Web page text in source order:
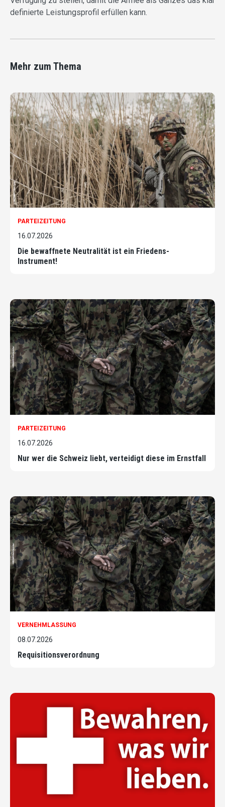
definierte Leistungsprofil erfüllen kann.
Mehr zum Thema
PARTEIZEITUNG
16.07.2026
Die bewaffnete Neutralität ist ein Friedens-
Instrument!
PARTEIZEITUNG
16.07.2026
Nur wer die Schweiz liebt, verteidigt diese im Ernstfall
VERNEHMLASSUNG
08.07.2026
Requisitionsverordnung